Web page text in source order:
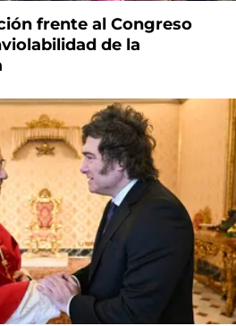
frente al Congreso
de la